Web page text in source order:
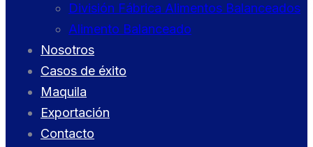
División Fábrica Alimentos Balanceados
Alimento Balanceado
Nosotros
Casos de éxito
Maquila
Exportación
Contacto